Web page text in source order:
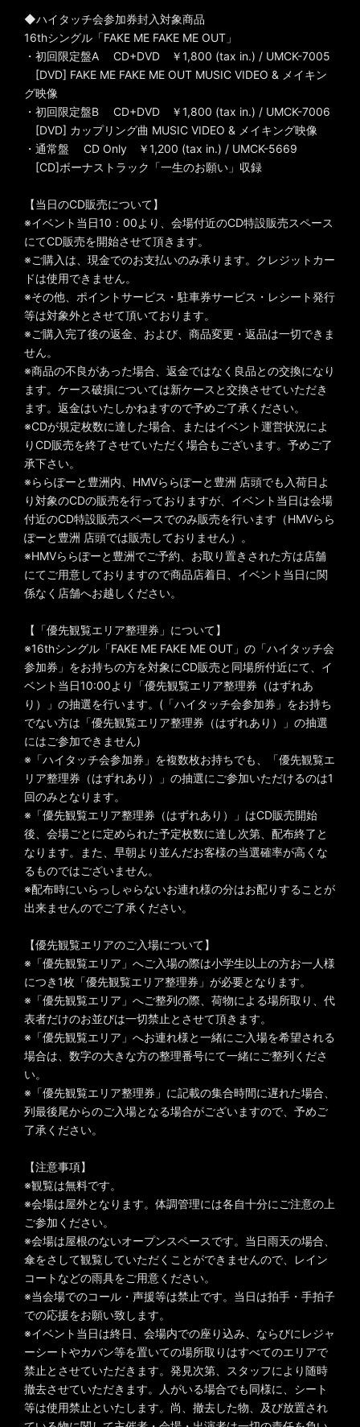
◆ハイタッチ会参加券封入対象商品
16thシングル「FAKE ME FAKE ME OUT」
・初回限定盤A CD+DVD ￥1,800 (tax in.) / UMCK-7005
[DVD] FAKE ME FAKE ME OUT MUSIC VIDEO & メイキン
グ映像
・初回限定盤B CD+DVD ￥1,800 (tax in.) / UMCK-7006
[DVD] カップリング曲 MUSIC VIDEO & メイキング映像
・通常盤 CD Only ￥1,200 (tax in.) / UMCK-5669
[CD]ボーナストラック「一生のお願い」収録
【当日のCD販売について】
※イベント当日10：00より、会場付近のCD特設販売スペース
にてCD販売を開始させて頂きます。
※ご購入は、現金でのお支払いのみ承ります。クレジットカー
ドは使用できません。
※その他、ポイントサービス・駐車券サービス・レシート発行
等は対象外とさせて頂いております。
※ご購入完了後の返金、および、商品変更・返品は一切できま
せん。
※商品の不良があった場合、返金ではなく良品との交換になり
ます。ケース破損については新ケースと交換させていただき
ます。返金はいたしかねますので予めご了承ください。
※CDが規定枚数に達した場合、またはイベント運営状況によ
りCD販売を終了させていただく場合もございます。予めご了
承下さい。
※ららぽーと豊洲内、HMVららぽーと豊洲 店頭でも入荷日よ
り対象のCDの販売を行っておりますが、イベント当日は会場
付近のCD特設販売スペースでのみ販売を行います（HMVらら
ぽーと豊洲 店頭では販売しておりません）。
※HMVららぽーと豊洲でご予約、お取り置きされた方は店舗
にてご用意しておりますので商品店着日、イベント当日に関
係なく店舗へお越しください。
【「優先観覧エリア整理券」について】
※16thシングル「FAKE ME FAKE ME OUT」の「ハイタッチ会
参加券」をお持ちの方を対象にCD販売と同場所付近にて、イ
ベント当日10:00より「優先観覧エリア整理券（はずれあ
り）」の抽選を行います。(「ハイタッチ会参加券」をお持ち
でない方は「優先観覧エリア整理券（はずれあり）」の抽選
にはご参加できません)
※「ハイタッチ会参加券」を複数枚お持ちでも、「優先観覧エ
リア整理券（はずれあり）」の抽選にご参加いただけるのは1
回のみとなります。
※「優先観覧エリア整理券（はずれあり）」はCD販売開始
後、会場ごとに定められた予定枚数に達し次第、配布終了と
なります。また、早朝より並んだお客様の当選確率が高くな
るものではございません。
※配布時にいらっしゃらないお連れ様の分はお配りすることが
出来ませんのでご了承ください。
【優先観覧エリアのご入場について】
※「優先観覧エリア」へご入場の際は小学生以上の方お一人様
につき1枚「優先観覧エリア整理券」が必要となります。
※「優先観覧エリア」へご整列の際、荷物による場所取り、代
表者だけのお並びは一切禁止とさせて頂きます。
※「優先観覧エリア」へお連れ様と一緒にご入場を希望される
場合は、数字の大きな方の整理番号にて一緒にご整列くださ
い。
※「優先観覧エリア整理券」に記載の集合時間に遅れた場合、
列最後尾からのご入場となる場合がございますので、予めご
了承ください。
【注意事項】
※観覧は無料です。
※会場は屋外となります。体調管理には各自十分にご注意の上
ご参加ください。
※会場は屋根のないオープンスペースです。当日雨天の場合、
傘をさして観覧していただくことができませんので、レイン
コートなどの雨具をご用意ください。
※当会場でのコール・声援等は禁止です。当日は拍手・手拍子
での応援をお願い致します。
※イベント当日は終日、会場内での座り込み、ならびにレジャ
ーシートやカバン等を置いての場所取りはすべてのエリアで
禁止とさせていただきます。発見次第、スタッフにより随時
撤去させていただきます。人がいる場合でも同様に、シート
等は使用禁止といたします。尚、撤去した物、及び放置され